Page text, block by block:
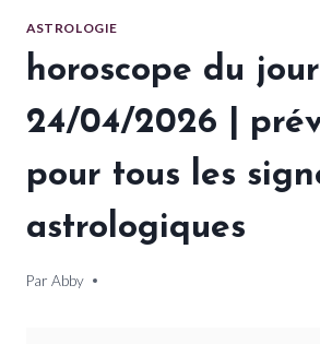
ASTROLOGIE
horoscope du
24/04/2026 |
pour tous les
astrologiques
Par Abby
24 avril 2026